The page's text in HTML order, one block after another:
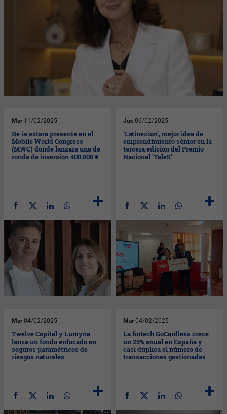
Mar 11/02/2025
Be·ia estara presente en el
Mobile World Congress
(MWC) donde lanzara una de
ronda de inversión 400.000 €
Jue 06/02/2025
‘Latinexion’, mejor idea de
emprendimiento sénior en la
tercera edición del Premio
Nacional ‘TaleS’
Mar 04/02/2025
Twelve Capital y Lumyna
lanza un fondo enfocado en
seguros paramétricos de
riesgos naturales
Mar 04/02/2025
La fintech GoCardless crece
un 25% anual en España y
casi duplica el número de
transacciones gestionadas